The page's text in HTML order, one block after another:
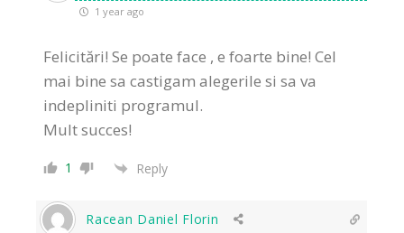
1 year ago
Felicitări! Se poate face , e foarte bine! Cel
mai bine sa castigam alegerile si sa va
indepliniti programul.
Mult succes!
1 Reply
Racean Daniel Florin